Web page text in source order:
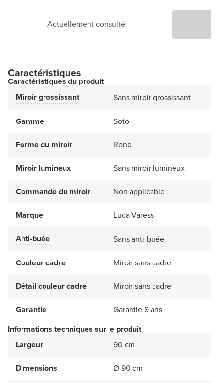
Actuellement consulté
Caractéristiques
Caractéristiques du produit
Miroir grossissant
Sans miroir grossissant
Gamme Soto
Forme du miroir Rond
Miroir lumineux Sans miroir lumineux
Commande du miroir Non applicable
Marque Luca Varess
Anti-buée Sans anti-buée
Couleur cadre Miroir sans cadre
Détail couleur cadre Miroir sans cadre
Garantie
Garantie 8 ans
Informations techniques sur le produit
Largeur
90 cm
Dimensions Ø 90 cm